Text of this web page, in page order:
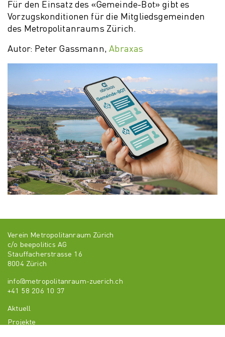
Für den Einsatz des «Gemeinde-Bot» gibt es
Vorzugskonditionen für die Mitgliedsgemeinden
des Metropolitanraums Zürich.
Autor: Peter Gassmann,Abraxas
Verein Metropolitanraum Zürich
c/o beepolitics AG
Stauffacherstrasse 16
8004 Zürich
info@metropolitanraum-zuerich.ch
+41 58 206 10 37
Aktuell
Projekte